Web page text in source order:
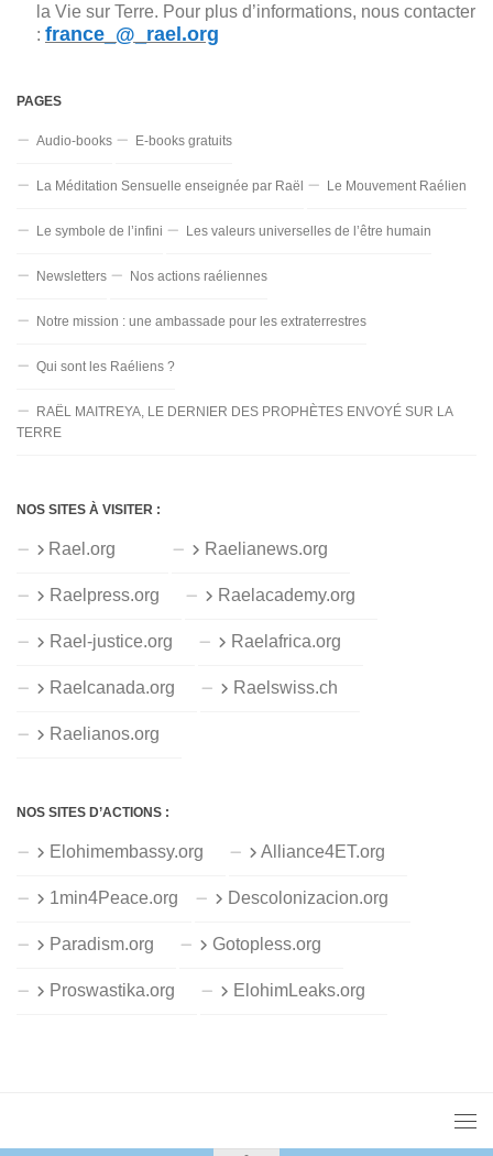
la Vie sur Terre. Pour plus d’informations, nous contacter
: france_@_rael.org
PAGES
Audio-books E-books gratuits
La Méditation Sensuelle enseignée par Raël Le Mouvement Raélien
Le symbole de l’infini Les valeurs universelles de l’être humain
Newsletters Nos actions raéliennes
Notre mission : une ambassade pour les extraterrestres
Qui sont les Raéliens ?
RAËL MAITREYA, LE DERNIER DES PROPHÈTES ENVOYÉ SUR LA
TERRE
NOS SITES À VISITER :
Rael.org Raelianews.org
Raelpress.org Raelacademy.org
Rael-justice.org Raelafrica.org
Raelcanada.org Raelswiss.ch
Raelianos.org
NOS SITES D’ACTIONS :
Elohimembassy.org Alliance4ET.org
1min4Peace.org Descolonizacion.org
Paradism.org Gotopless.org
Proswastika.org ElohimLeaks.org